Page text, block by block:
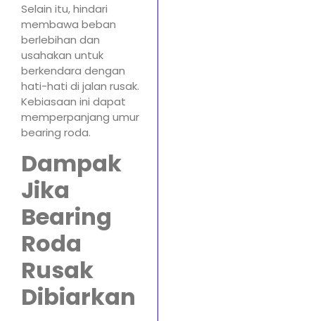
Selain itu, hindari
membawa beban
berlebihan dan
usahakan untuk
berkendara dengan
hati-hati di jalan rusak.
Kebiasaan ini dapat
memperpanjang umur
bearing roda.
Dampak
Jika
Bearing
Roda
Rusak
Dibiarkan